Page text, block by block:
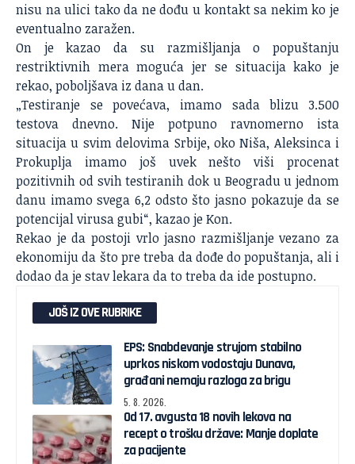
nisu na ulici tako da ne dođu u kontakt sa nekim ko je
eventualno zaražen.
On je kazao da su razmišljanja o popuštanju
restriktivnih mera moguća jer se situacija kako je
rekao, poboljšava iz dana u dan.
„Testiranje se povećava, imamo sada blizu 3.500
testova dnevno. Nije potpuno ravnomerno ista
situacija u svim delovima Srbije, oko Niša, Aleksinca i
Prokuplja imamo još uvek nešto viši procenat
pozitivnih od svih testiranih dok u Beogradu u jednom
danu imamo svega 6,2 odsto što jasno pokazuje da se
potencijal virusa gubi“, kazao je Kon.
Rekao je da postoji vrlo jasno razmišljanje vezano za
ekonomiju da što pre treba da dođe do popuštanja, ali i
dodao da je stav lekara da to treba da ide postupno.
JOŠ IZ OVE RUBRIKE
EPS: Snabdevanje strujom stabilno
uprkos niskom vodostaju Dunava,
građani nemaju razloga za brigu
5. 8. 2026.
Od 17. avgusta 18 novih lekova na
recept o trošku države: Manje doplate
za pacijente